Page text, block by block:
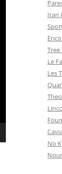
Iran
Tree
Le
Les
No